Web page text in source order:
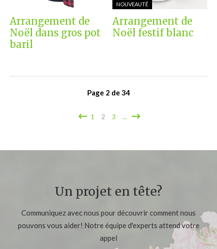
Arrangement de
Noël dans gros pot
baril
NOUVEAUTÉ
Arrangement de
Noël festif blanc
Page 2 de 34
1 2 3 ...
Un projet en tête?
Communiquez avec nous pour découvrir comment nous
pouvons vous aider! Notre équipe d'experts attend votre
appel